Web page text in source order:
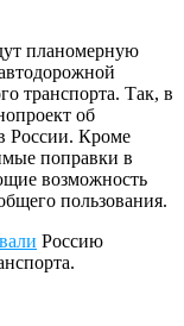
планомерную
транспорта. Так, в
об
России. Кроме
поправки в
возможность
пользования.
Россию